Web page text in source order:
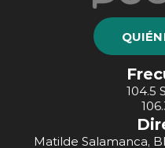
104.5
Matilde Salamanca,